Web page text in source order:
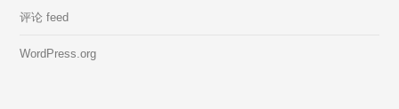
评论 feed
WordPress.org